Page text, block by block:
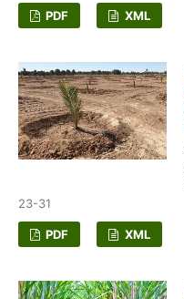
PDF XML
23-31
PDF XML